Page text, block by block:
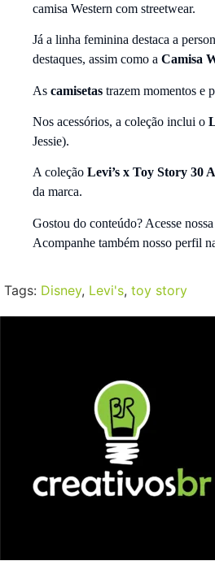
camisa Western com streetwear.
Já a linha feminina destaca a
destaques, assim como a Camisa
As camisetas trazem momentos e
Nos acessórios, a coleção inclui o
Jessie).
A coleção Levi’s x Toy Story 30
da marca.
Gostou do conteúdo? Acesse nossa
Acompanhe também nosso perfil
Tags: Disney, Levi's, toy story